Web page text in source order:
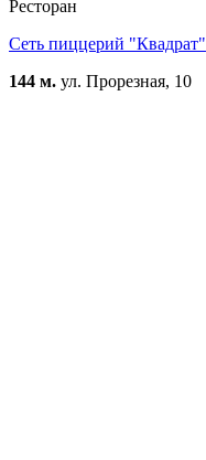
Ресторан
Сеть пиццерий "Квадрат"
144 м. ул. Прорезная, 10